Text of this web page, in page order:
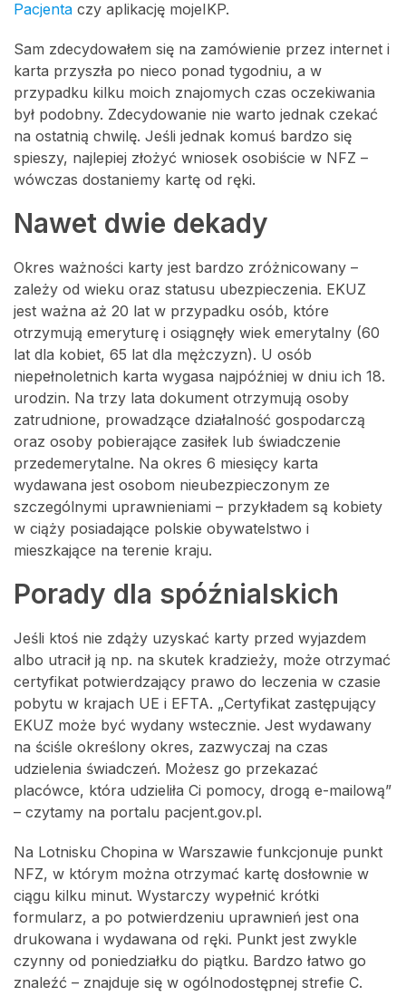
Pacjenta czy aplikację mojeIKP.
Sam zdecydowałem się na zamówienie przez internet i
karta przyszła po nieco ponad tygodniu, a w
przypadku kilku moich znajomych czas oczekiwania
był podobny. Zdecydowanie nie warto jednak czekać
na ostatnią chwilę. Jeśli jednak komuś bardzo się
spieszy, najlepiej złożyć wniosek osobiście w NFZ –
wówczas dostaniemy kartę od ręki.
Nawet dwie dekady
Okres ważności karty jest bardzo zróżnicowany –
zależy od wieku oraz statusu ubezpieczenia. EKUZ
jest ważna aż 20 lat w przypadku osób, które
otrzymują emeryturę i osiągnęły wiek emerytalny (60
lat dla kobiet, 65 lat dla mężczyzn). U osób
niepełnoletnich karta wygasa najpóźniej w dniu ich 18.
urodzin. Na trzy lata dokument otrzymują osoby
zatrudnione, prowadzące działalność gospodarczą
oraz osoby pobierające zasiłek lub świadczenie
przedemerytalne. Na okres 6 miesięcy karta
wydawana jest osobom nieubezpieczonym ze
szczególnymi uprawnieniami – przykładem są kobiety
w ciąży posiadające polskie obywatelstwo i
mieszkające na terenie kraju.
Porady dla spóźnialskich
Jeśli ktoś nie zdąży uzyskać karty przed wyjazdem
albo utracił ją np. na skutek kradzieży, może otrzymać
certyfikat potwierdzający prawo do leczenia w czasie
pobytu w krajach UE i EFTA. „Certyfikat zastępujący
EKUZ może być wydany wstecznie. Jest wydawany
na ściśle określony okres, zazwyczaj na czas
udzielenia świadczeń. Możesz go przekazać
placówce, która udzieliła Ci pomocy, drogą e-mailową”
– czytamy na portalu pacjent.gov.pl.
Na Lotnisku Chopina w Warszawie funkcjonuje punkt
NFZ, w którym można otrzymać kartę dosłownie w
ciągu kilku minut. Wystarczy wypełnić krótki
formularz, a po potwierdzeniu uprawnień jest ona
drukowana i wydawana od ręki. Punkt jest zwykle
czynny od poniedziałku do piątku. Bardzo łatwo go
znaleźć – znajduje się w ogólnodostępnej strefie C.